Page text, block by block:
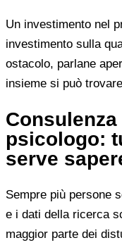
Un investimento nel
investimento sulla
ostacolo, parlane
insieme si può
psicologo:
serve
Sempre più persone
e i dati della ricerca
maggior parte dei